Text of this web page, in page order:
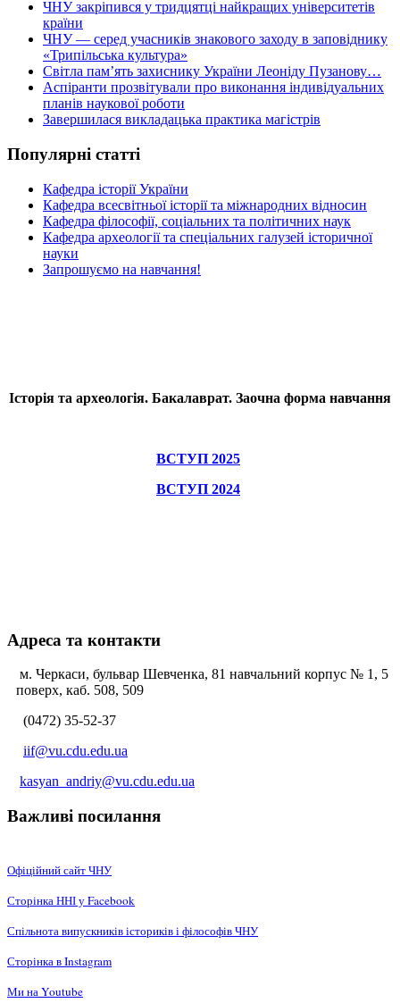
ЧНУ закріпився у тридцятці найкращих університетів
країни
ЧНУ — серед учасників знакового заходу в заповіднику
«Трипільська культура»
Світла пам’ять захиснику України Леоніду Пузанову…
Аспіранти прозвітували про виконання індивідуальних
планів наукової роботи
Завершилася викладацька практика магістрів
Популярні статті
Кафедра історії України
Кафедра всесвітньої історії та міжнародних відносин
Кафедра філософії, соціальних та політичних наук
Кафедра археології та спеціальних галузей історичної
науки
Запрошуємо на навчання!
Історія та археологія. Бакалаврат. Заочна форма навчання
ВСТУП 2025
ВСТУП 2024
Адреса та контакти
м. Черкаси, бульвар Шевченка, 81 навчальний корпус № 1, 5
поверх, каб. 508, 509
(0472) 35-52-37
iif@vu.cdu.edu.ua
kasyan_andriy@vu.cdu.edu.ua
Важливі посилання
Офіційний сайт ЧНУ
Сторінка ННІ у Facebook
Спільнота випускників істориків і філософів ЧНУ
Сторінка в Instagram
Ми на Youtube